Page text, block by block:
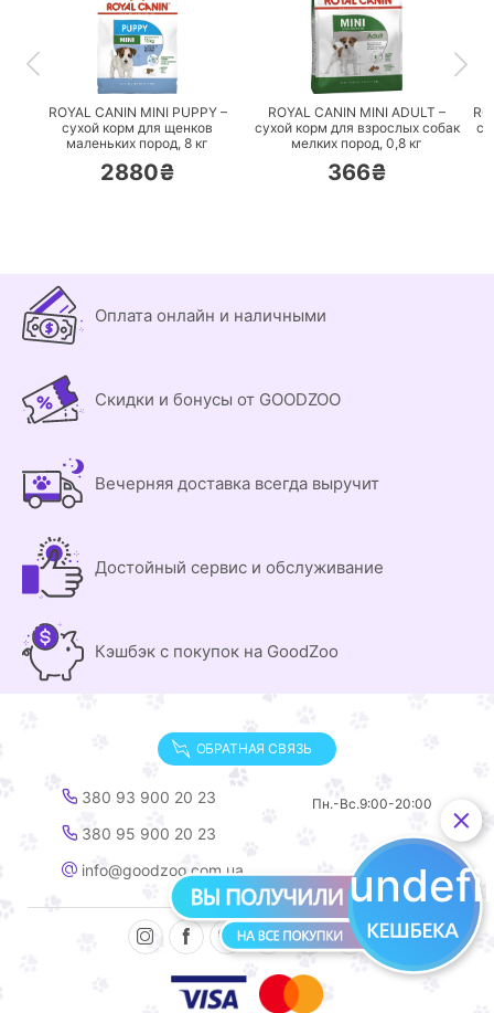
ПЕРЕЙТИ
ROYAL CANIN MINI PUPPY –
сухой корм для щенков
маленьких пород, 8 кг
2880₴
ПЕРЕЙТИ
ROYAL CANIN MINI ADULT –
сухой корм для взрослых собак
мелких пород, 0,8 кг
366₴
Оплата онлайн и наличными
Скидки и бонусы от GOODZOO
Вечерняя доставка всегда выручит
Достойный сервис и обслуживание
Кэшбэк с покупок на GoodZoo
ОБРАТНАЯ СВЯЗЬ
380 93 900 20 23
380 95 900 20 23
info@goodzoo.com.ua
Пн.-Вс.9:00-20:00